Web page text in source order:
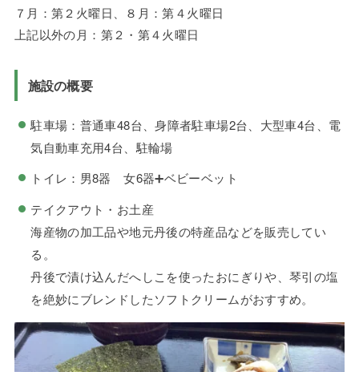
７月：第２火曜日、８月：第４火曜日
上記以外の月：第２・第４火曜日
施設の概要
駐車場：普通車48台、身障者駐車場2台、大型車4台、電
気自動車充用4台、駐輪場
トイレ：男8器 女6器➕ベビーベット
テイクアウト・お土産
海産物の加工品や地元丹後の特産品などを販売してい
る。
丹後で漬け込んだへしこを使ったおにぎりや、琴引の塩
を絶妙にブレンドしたソフトクリームがおすすめ。